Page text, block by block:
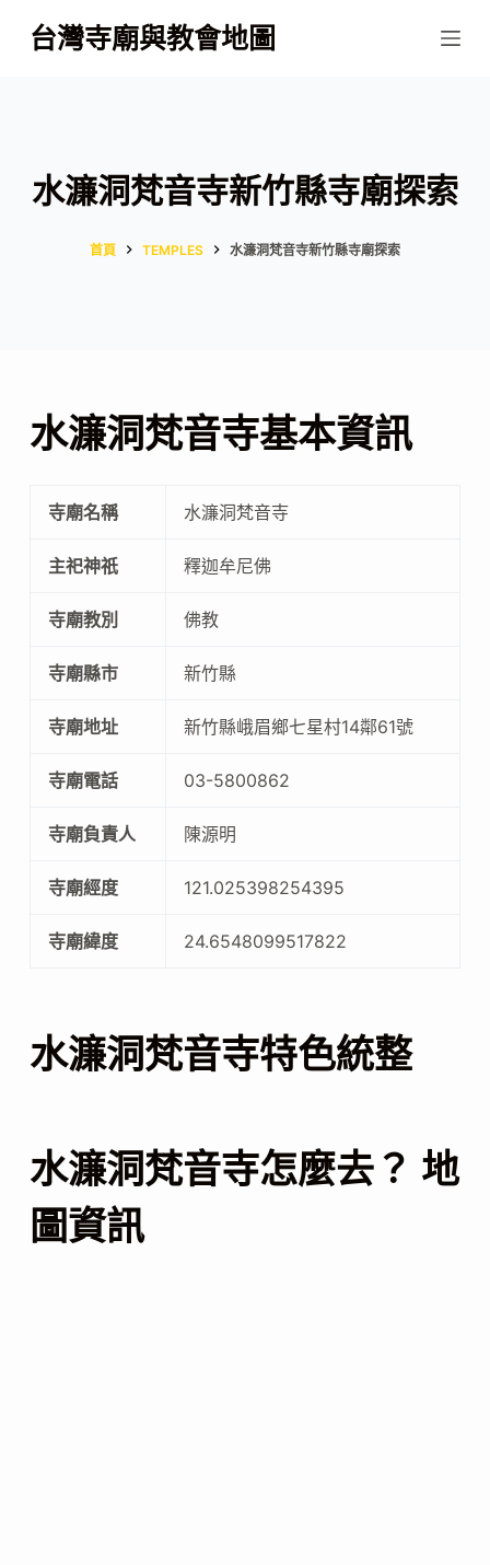
跳
至
台灣寺廟與教會地圖
水濂洞梵音寺新竹縣寺廟探索
首頁 TEMPLES 水濂洞梵音寺新竹縣寺廟探索
水濂洞梵音寺基本資訊
寺廟名稱 水濂洞梵音寺
主祀神祇 釋迦牟尼佛
寺廟教別 佛教
寺廟縣市 新竹縣
寺廟地址 新竹縣峨眉鄉七星村14鄰61號
寺廟電話 03-5800862
寺廟負責人 陳源明
寺廟經度 121.025398254395
寺廟緯度 24.6548099517822
水濂洞梵音寺特色統整
水濂洞梵音寺怎麼去？ 地
圖資訊